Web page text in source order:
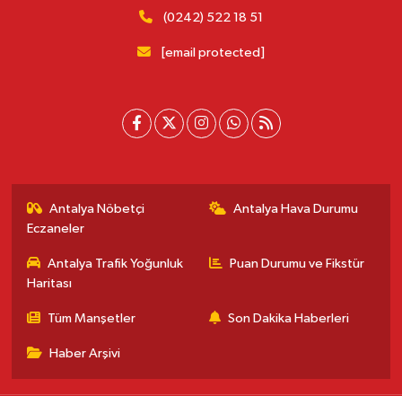
(0242) 522 18 51
[email protected]
Antalya Nöbetçi
Eczaneler
Antalya Hava Durumu
Antalya Trafik Yoğunluk
Haritası
Puan Durumu ve Fikstür
Tüm Manşetler Son Dakika Haberleri
Haber Arşivi